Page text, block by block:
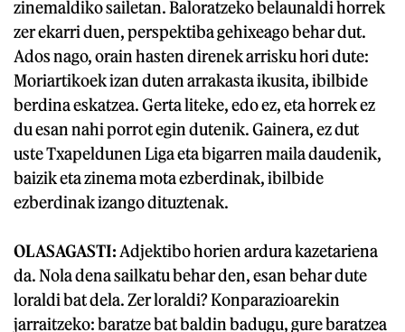
zinemaldiko sailetan. Baloratzeko belaunaldi horrek
zer ekarri duen, perspektiba gehixeago behar dut.
Ados nago, orain hasten direnek arrisku hori dute:
Moriartikoek izan duten arrakasta ikusita, ibilbide
berdina eskatzea. Gerta liteke, edo ez, eta horrek ez
du esan nahi porrot egin dutenik. Gainera, ez dut
uste Txapeldunen Liga eta bigarren maila daudenik,
baizik eta zinema mota ezberdinak, ibilbide
ezberdinak izango dituztenak.
OLASAGASTI: Adjektibo horien ardura kazetariena
da. Nola dena sailkatu behar den, esan behar dute
loraldi bat dela. Zer loraldi? Konparazioarekin
jarraitzeko: baratze bat baldin badugu, gure baratzea